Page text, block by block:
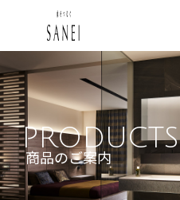
PRODUCTS
商品のご案内